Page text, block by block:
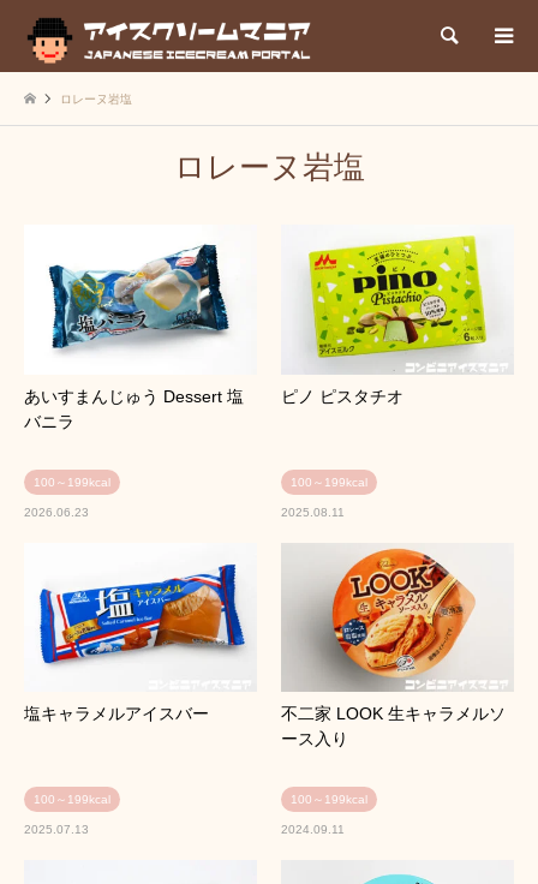
検索
ロレーヌ岩塩
ロレーヌ岩塩
あいすまんじゅう Dessert 塩
バニラ
100～199kcal
2026.06.23
ピノ ピスタチオ
100～199kcal
2025.08.11
塩キャラメルアイスバー
100～199kcal
2025.07.13
不二家 LOOK 生キャラメルソ
ース入り
100～199kcal
2024.09.11